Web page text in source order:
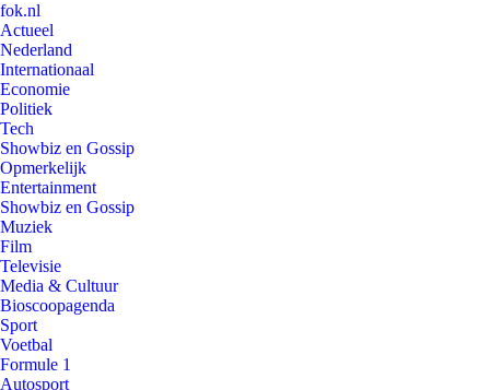
fok.nl
Actueel
Nederland
Internationaal
Economie
Politiek
Tech
Showbiz en Gossip
Opmerkelijk
Entertainment
Showbiz en Gossip
Muziek
Film
Televisie
Media & Cultuur
Bioscoopagenda
Sport
Voetbal
Formule 1
Autosport